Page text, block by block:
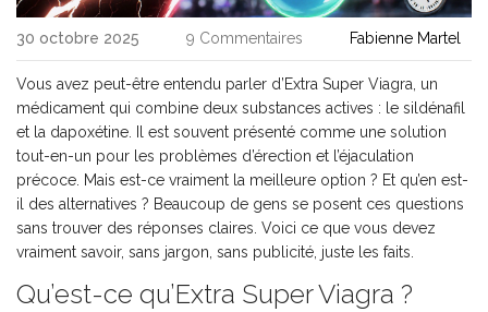
30 octobre 2025 9 Commentaires Fabienne Martel
Vous avez peut-être entendu parler d’Extra Super Viagra, un
médicament qui combine deux substances actives : le sildénafil
et la dapoxétine. Il est souvent présenté comme une solution
tout-en-un pour les problèmes d’érection et l’éjaculation
précoce. Mais est-ce vraiment la meilleure option ? Et qu’en est-
il des alternatives ? Beaucoup de gens se posent ces questions
sans trouver des réponses claires. Voici ce que vous devez
vraiment savoir, sans jargon, sans publicité, juste les faits.
Qu’est-ce qu’Extra Super Viagra ?